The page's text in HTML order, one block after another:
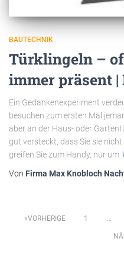
BAUTECHNIK
Türklingeln –
immer präsent |
Ein Gedankenexperiment
besuchen zum ersten Mal
aber an der Haus- oder
gut versteckt, dass Sie sie
greifen Sie zum Handy, nur um
Von Firma Max Knobloch
VORHERIGE 1